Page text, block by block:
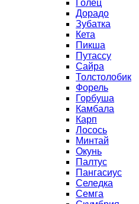
Голец
Дорадо
Зубатка
Кета
Пикша
Путассу
Сайра
Толстолобик
Форель
Горбуша
Камбала
Карп
Лосось
Минтай
Окунь
Палтус
Пангасиус
Селедка
Семга